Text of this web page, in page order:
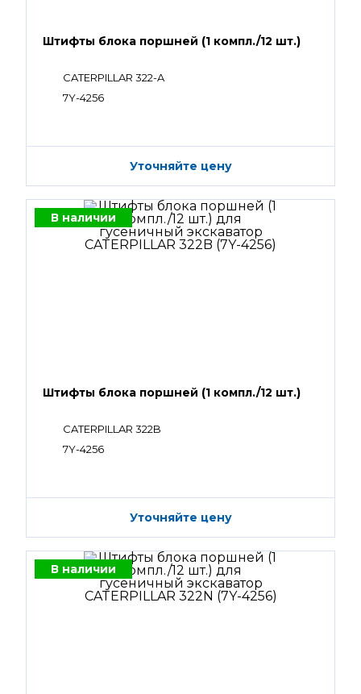
Штифты блока поршней (1 компл./12 шт.)
CATERPILLAR 322-A
7Y-4256
Уточняйте цену
В наличии
Штифты блока поршней (1 компл./12 шт.)
CATERPILLAR 322B
7Y-4256
Уточняйте цену
В наличии